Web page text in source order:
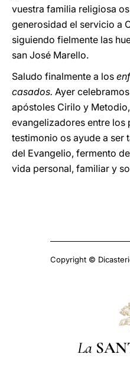
vuestra familia religiosa
generosidad el servicio a
siguiendo fielmente las
san José Marello.
Saludo finalmente a los
casados. Ayer
apóstoles Cirilo y
evangelizadores entre los
testimonio os ayude a ser
del Evangelio, fermento
vida personal, familiar y
Copyright ©
La